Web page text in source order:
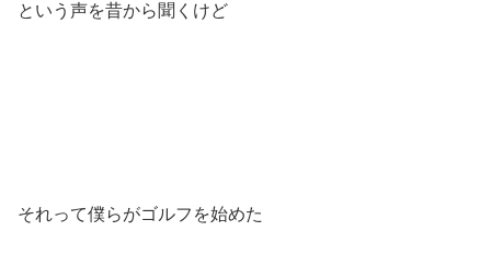
という声を昔から聞くけど
それって僕らがゴルフを始めた